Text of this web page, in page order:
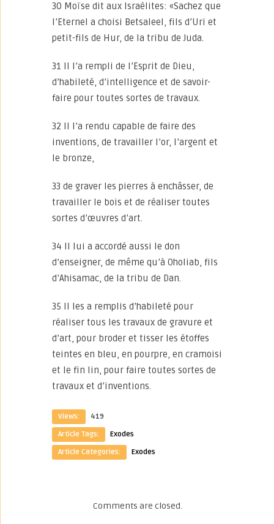
30 Moïse dit aux Israélites: «Sachez que
l’Eternel a choisi Betsaleel, fils d’Uri et
petit-fils de Hur, de la tribu de Juda.
31 Il l’a rempli de l’Esprit de Dieu,
d’habileté, d’intelligence et de savoir-
faire pour toutes sortes de travaux.
32 Il l’a rendu capable de faire des
inventions, de travailler l’or, l’argent et
le bronze,
33 de graver les pierres à enchâsser, de
travailler le bois et de réaliser toutes
sortes d’œuvres d’art.
34 Il lui a accordé aussi le don
d’enseigner, de même qu’à Oholiab, fils
d’Ahisamac, de la tribu de Dan.
35 Il les a remplis d’habileté pour
réaliser tous les travaux de gravure et
d’art, pour broder et tisser les étoffes
teintes en bleu, en pourpre, en cramoisi
et le fin lin, pour faire toutes sortes de
travaux et d’inventions.
Views:
419
Article Tags:
Exodes
Article Categories:
Exodes
Comments are closed.